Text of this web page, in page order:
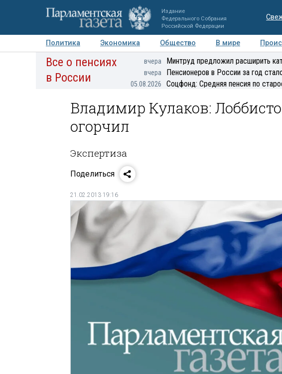
Издание
Федерального Собрания
Российской Федерации
Политика Экономика Общество В мире
Авторы Персоны Мнения Регионы Медиацентр
Все о пенсиях
в России
вчера Минтруд предложил расширить
вчера Пенсионеров в России за год
05.08.2026 Соцфонд: Средняя пенсия по
Владимир Кулаков:
огорчил
Экспертиза
Поделиться
21.02.2013 19:16